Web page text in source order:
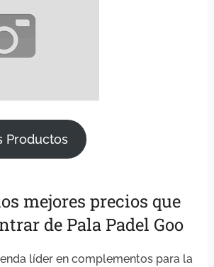
Productos
mejores precios que
de Pala Padel Goo
líder en complementos para la